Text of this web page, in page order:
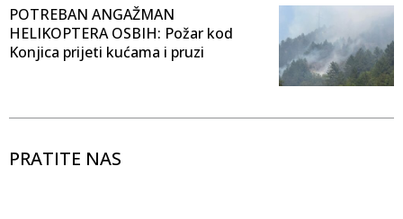
POTREBAN ANGAŽMAN
HELIKOPTERA OSBIH: Požar kod
Konjica prijeti kućama i pruzi
PRATITE NAS